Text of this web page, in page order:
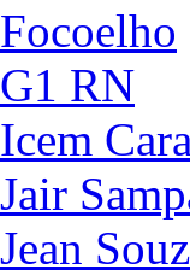
Focoelho
G1 RN
Icem
Jair
Jean